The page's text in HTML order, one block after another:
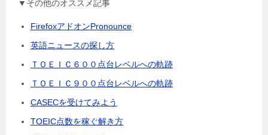
▼その他のオススメ記事
FirefoxアドオンPronounce
英語ニュースの探し方
ＴＯＥＩＣ６００点台レベルへの軌跡
ＴＯＥＩＣ９００点台レベルへの軌跡
CASECを受けてみよう
TOEIC点数を稼ぐ解き方